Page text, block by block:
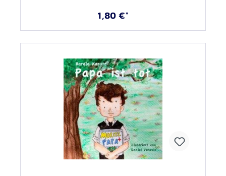
1,80 €*